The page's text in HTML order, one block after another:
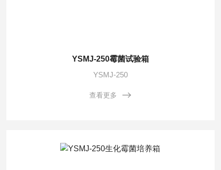
YSMJ-250霉菌试验箱
YSMJ-250
查看更多